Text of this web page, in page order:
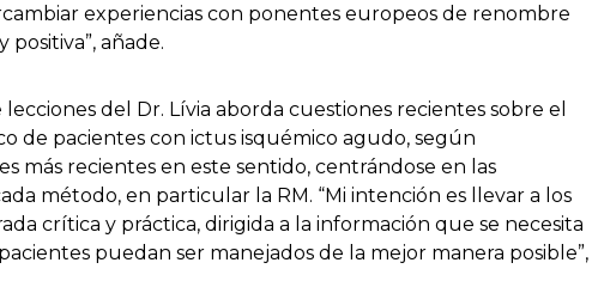
experiencias con ponentes europeos de renombre
positiva”, añade.
del Dr. Lívia aborda cuestiones recientes sobre el
de pacientes con ictus isquémico agudo, según
más recientes en este sentido, centrándose en las
método, en particular la RM. “Mi intención es llevar a los
crítica y práctica, dirigida a la información que se necesita
puedan ser manejados de la mejor manera posible”,